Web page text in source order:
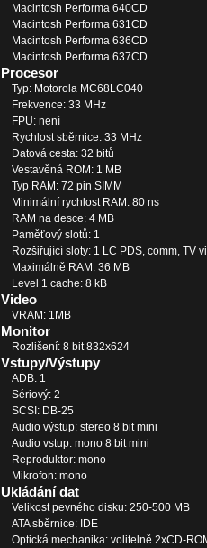
Macintosh Performa 640CD
Macintosh Performa 631CD
Macintosh Performa 636CD
Macintosh Performa 637CD
Procesor
Typ: Motorola MC68LC040
Frekvence: 33 MHz
FPU: není
Rychlost sběrnice: 33 MHz
Datová cesta: 32 bitů
Vestavěná ROM: 1 MB
Typ RAM: 72 pin SIMM
Minimální rychlost RAM: 80 ns
RAM na desce: 4 MB
Paměťový slotů: 1
Rozšiřující sloty: 1 LC PDS, comm, TV
Maximálně RAM: 36 MB
Level 1 cache: 8 kB
Video
VRAM: 1MB
Monitor
Rozlišení: 8 bit 832x624
Vstupy/Výstupy
ADB: 1
Sériový: 2
SCSI: DB-25
Audio výstup: stereo 8 bit mini
Audio vstup: mono 8 bit mini
Reproduktor: mono
Mikrofon: mono
Ukládání dat
Velikost pevného disku: 250-500 MB
ATA sběrnice: IDE
Optická mechanika: volitelně 2xCD-